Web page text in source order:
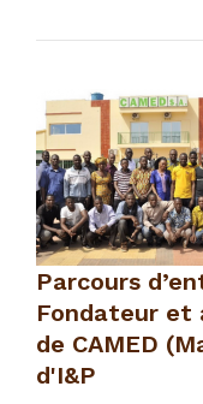
Parcours
Fondateur et
de CAMED
d'I&P